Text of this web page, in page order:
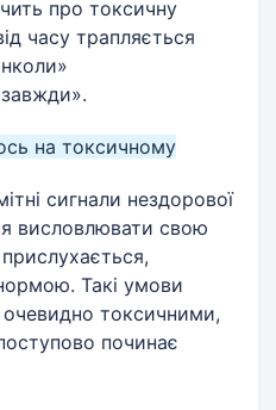
про токсичну
часу трапляється
на токсичному
сигнали нездорової
висловлювати свою
Такі умови
токсичними,
починає